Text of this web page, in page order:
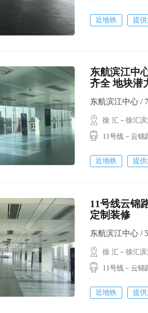
近地铁 提
东航滨江中
齐全 地块潜
东航滨江中心 /
徐 汇－徐汇滨
11号线－云锦
近地铁 提
11号线云锦
定制装修
东航滨江中心 /
徐 汇－徐汇滨
11号线－云锦
近地铁 提